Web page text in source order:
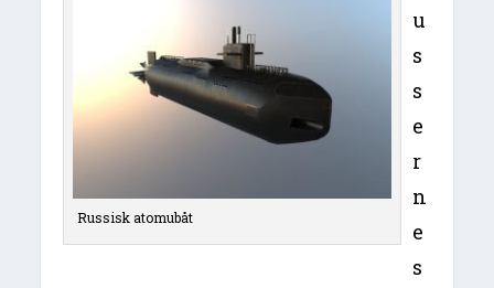
Russisk atomubåt
u
s
s
e
r
n
e
s